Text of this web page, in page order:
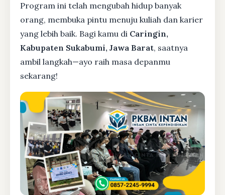
Program ini telah mengubah hidup banyak
orang, membuka pintu menuju kuliah dan karier
yang lebih baik. Bagi kamu di Caringin,
Kabupaten Sukabumi, Jawa Barat, saatnya
ambil langkah—ayo raih masa depanmu
sekarang!